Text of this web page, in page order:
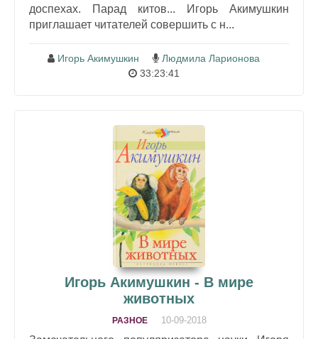
доспехах. Парад китов... Игорь Акимушкин
приглашает читателей совершить с н...
Игорь Акимушкин
Людмила Ларионова
33:23:41
Игорь Акимушкин - В мире
животных
РАЗНОЕ 10-09-2018